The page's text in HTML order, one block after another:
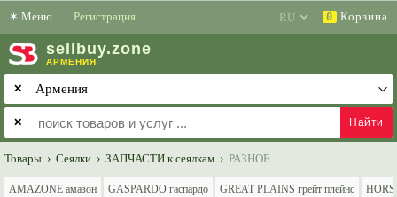
✶ Меню Регистрация 0 Корзина
sell buy.zone
АРМЕНИЯ
✕
✕
Товары › Сеялки › ЗАПЧАСТИ к сеялкам › РАЗНОЕ
AMAZONE амазон GASPARDO гаспардо GREAT PLAINS грейт плейнс